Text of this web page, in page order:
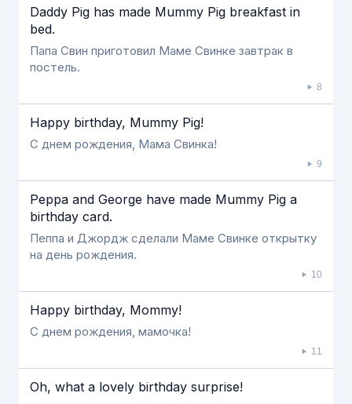
Daddy Pig has made Mummy Pig breakfast in
bed.
Папа Свин приготовил Маме Свинке завтрак в
постель.
8
Happy birthday, Mummy Pig!
С днем рождения, Мама Свинка!
9
Peppa and George have made Mummy Pig a
birthday card.
Пеппа и Джордж сделали Маме Свинке открытку
на день рождения.
10
Happy birthday, Mommy!
С днем рождения, мамочка!
11
Oh, what a lovely birthday surprise!